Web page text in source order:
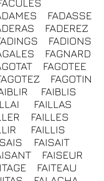
FADASSE
FADEREZ
FADIONS
FAGNARD
FAGOTEE
FAGOTIN
FAIBLIS
FAILLAS
FAILLES
FAILLIS
FAISAIT
FAISEUR
FAITEAU